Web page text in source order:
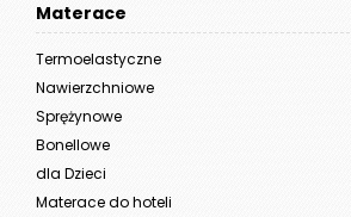
Materace
Termoelastyczne
Nawierzchniowe
Sprężynowe
Bonellowe
dla Dzieci
Materace do hoteli